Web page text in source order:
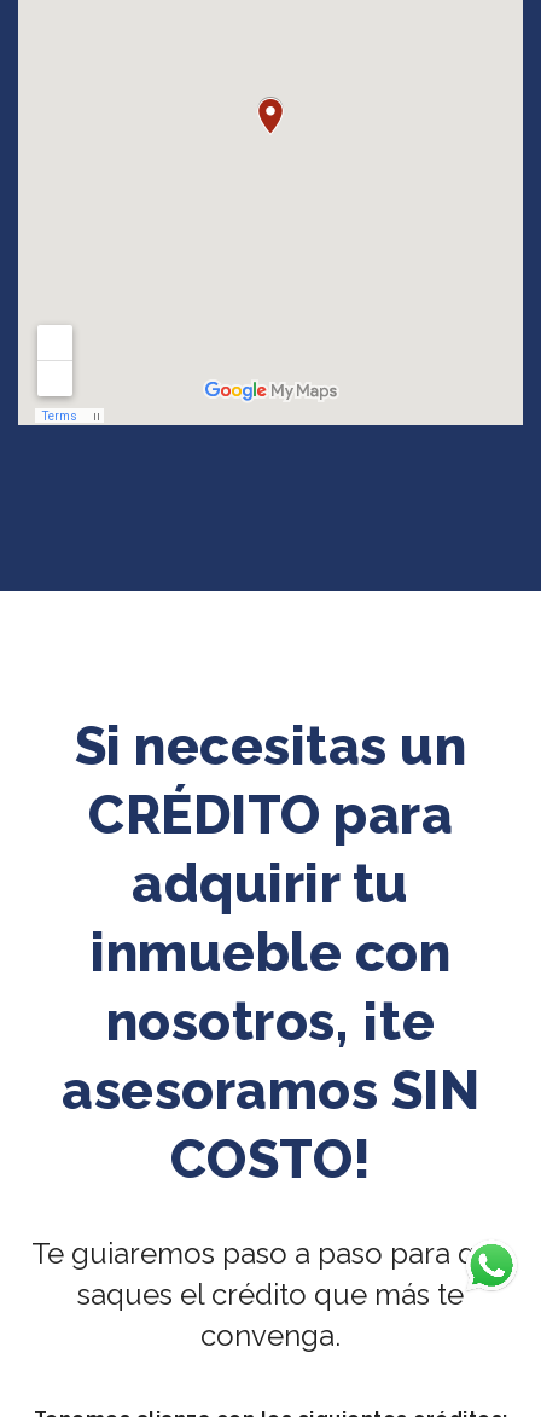
Si necesitas un
CRÉDITO para
adquirir tu
inmueble con
nosotros, ¡te
asesoramos SIN
COSTO!
Te guiaremos paso a paso para que
saques el crédito que más te
convenga.